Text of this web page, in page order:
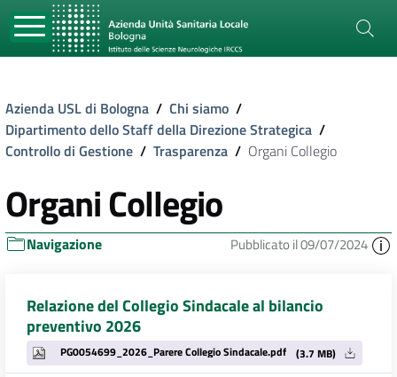
Azienda USL di Bologna / Chi siamo /
Dipartimento dello Staff della Direzione Strategica /
Controllo di Gestione / Trasparenza / Organi Collegio
Organi Collegio
Navigazione Pubblicato il 09/07/2024
Relazione del Collegio Sindacale al bilancio
preventivo 2026
PG0054699_2026_Parere Collegio Sindacale.pdf (3.7 MB)